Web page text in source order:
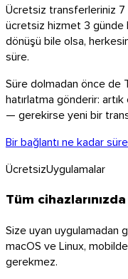
Ücretsiz transferleriniz
ücretsiz hizmet 3 günde
dönüşü bile olsa,
süre.
Süre dolmadan önce de
hatırlatma gönderir:
— gerekirse yeni bir
Bir bağlantı ne kadar
ÜcretsizUygulamalar
Tüm
Size uyan uygulamadan
macOS ve Linux,
gerekmez.